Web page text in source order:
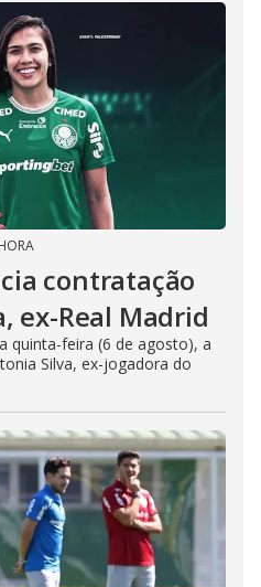
contratação
ex-Real Madrid
quinta-feira (6 de agosto), a
Silva, ex-jogadora do